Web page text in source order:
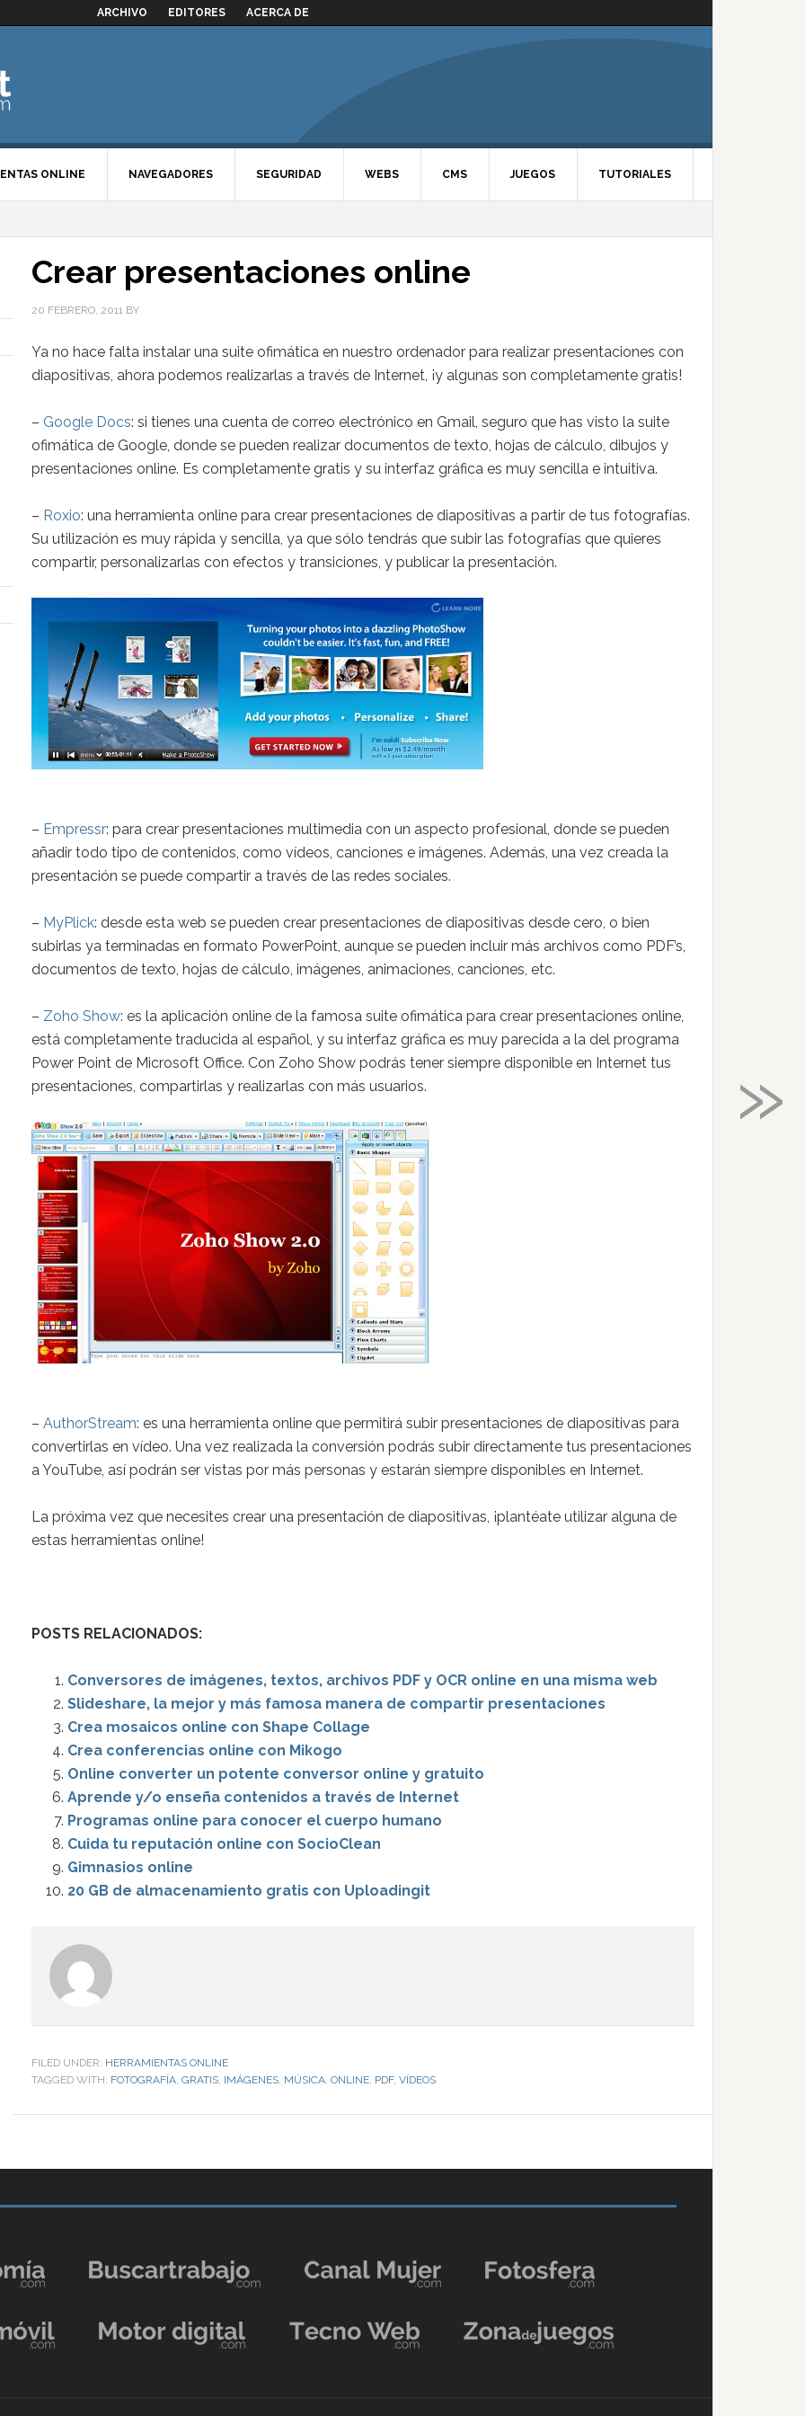
ARCHIVO EDITORES ACERCA DE
ONLINE NAVEGADORES SEGURIDAD WEBS CMS JUEGOS TUTORIALES
Crear presentaciones online
20 FEBRERO, 2011 BY
Ya no hace falta instalar una suite ofimática en nuestro ordenador para realizar presentaciones con
diapositivas, ahora podemos realizarlas a través de Internet, ¡y algunas son completamente gratis!
– Google Docs: si tienes una cuenta de correo electrónico en Gmail, seguro que has visto la suite
ofimática de Google, donde se pueden realizar documentos de texto, hojas de cálculo, dibujos y
presentaciones online. Es completamente gratis y su interfaz gráfica es muy sencilla e intuitiva.
– Roxio: una herramienta online para crear presentaciones de diapositivas a partir de tus fotografías.
Su utilización es muy rápida y sencilla, ya que sólo tendrás que subir las fotografías que quieres
compartir, personalizarlas con efectos y transiciones, y publicar la presentación.
– Empressr: para crear presentaciones multimedia con un aspecto profesional, donde se pueden
añadir todo tipo de contenidos, como vídeos, canciones e imágenes. Además, una vez creada la
presentación se puede compartir a través de las redes sociales.
– MyPlick: desde esta web se pueden crear presentaciones de diapositivas desde cero, o bien
subirlas ya terminadas en formato PowerPoint, aunque se pueden incluir más archivos como PDF’s,
documentos de texto, hojas de cálculo, imágenes, animaciones, canciones, etc.
– Zoho Show: es la aplicación online de la famosa suite ofimática para crear presentaciones online,
está completamente traducida al español, y su interfaz gráfica es muy parecida a la del programa
Power Point de Microsoft Office. Con Zoho Show podrás tener siempre disponible en Internet tus
presentaciones, compartirlas y realizarlas con más usuarios.
– AuthorStream: es una herramienta online que permitirá subir presentaciones de diapositivas para
convertirlas en vídeo. Una vez realizada la conversión podrás subir directamente tus presentaciones
a YouTube, así podrán ser vistas por más personas y estarán siempre disponibles en Internet.
La próxima vez que necesites crear una presentación de diapositivas, ¡plantéate utilizar alguna de
estas herramientas online!
POSTS RELACIONADOS:
Conversores de imágenes, textos, archivos PDF y OCR online en una misma web
Slideshare, la mejor y más famosa manera de compartir presentaciones
Crea mosaicos online con Shape Collage
Crea conferencias online con Mikogo
Online converter un potente conversor online y gratuito
Aprende y/o enseña contenidos a través de Internet
Programas online para conocer el cuerpo humano
Cuida tu reputación online con SocioClean
Gimnasios online
20 GB de almacenamiento gratis con Uploadingit
FILED UNDER: HERRAMIENTAS ONLINE
TAGGED WITH: FOTOGRAFÍA GRATIS IMÁGENES MÚSICA ONLINE PDF, VÍDEOS
»